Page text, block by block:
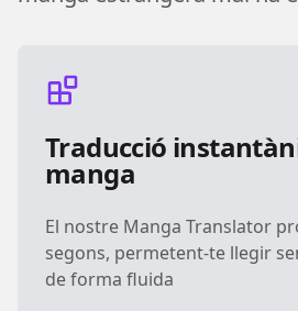
Traducció
manga
El nostre Manga Translator
segons, permetent-te llegir
de forma fluida